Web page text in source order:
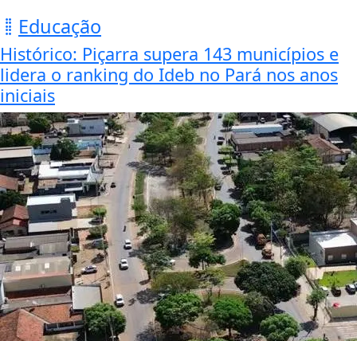
Educação
Histórico: Piçarra supera 143 municípios e
lidera o ranking do Ideb no Pará nos anos
iniciais